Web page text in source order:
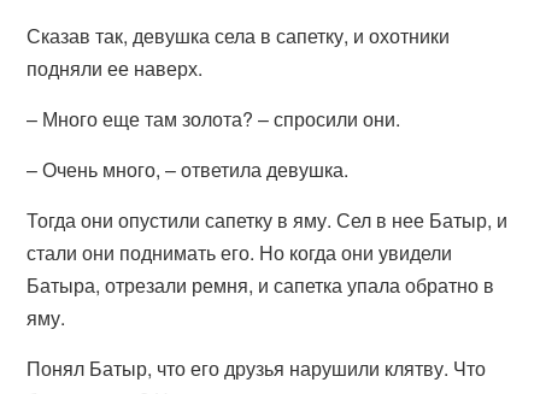
Сказав так, девушка села в сапетку, и охотники
подняли ее наверх.
– Много еще там золота? – спросили они.
– Очень много, – ответила девушка.
Тогда они опустили сапетку в яму. Сел в нее Батыр, и
стали они поднимать его. Но когда они увидели
Батыра, отрезали ремня, и сапетка упала обратно в
яму.
Понял Батыр, что его друзья нарушили клятву. Что